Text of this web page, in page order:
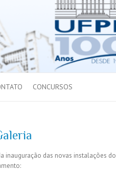
CONCURSOS
inauguração das novas instalações do